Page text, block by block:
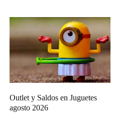
Outlet y Saldos en Juguetes
agosto 2026